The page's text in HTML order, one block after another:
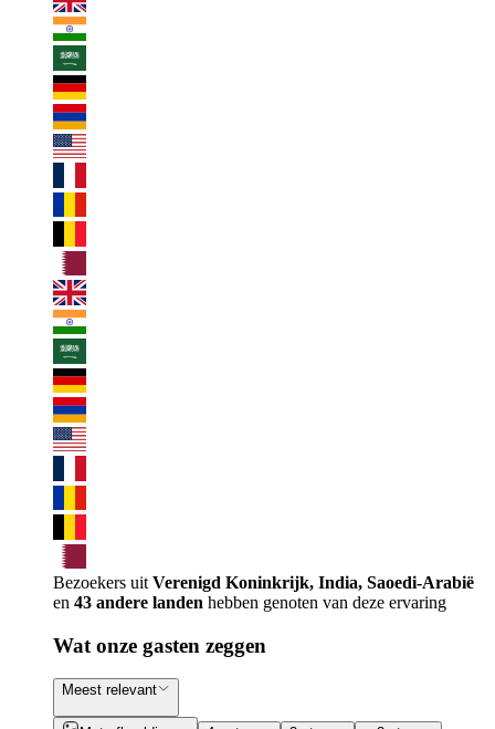
Bezoekers uit Verenigd Koninkrijk, India, Saoedi-Arabië
en 43 andere landen hebben genoten van deze ervaring
Wat onze gasten zeggen
Meest relevant